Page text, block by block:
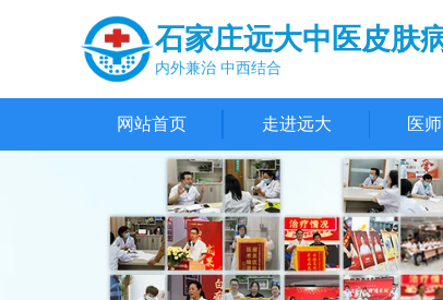
石家庄远大中医皮肤
内外兼治 中西结合
网站首页 走进远大 医